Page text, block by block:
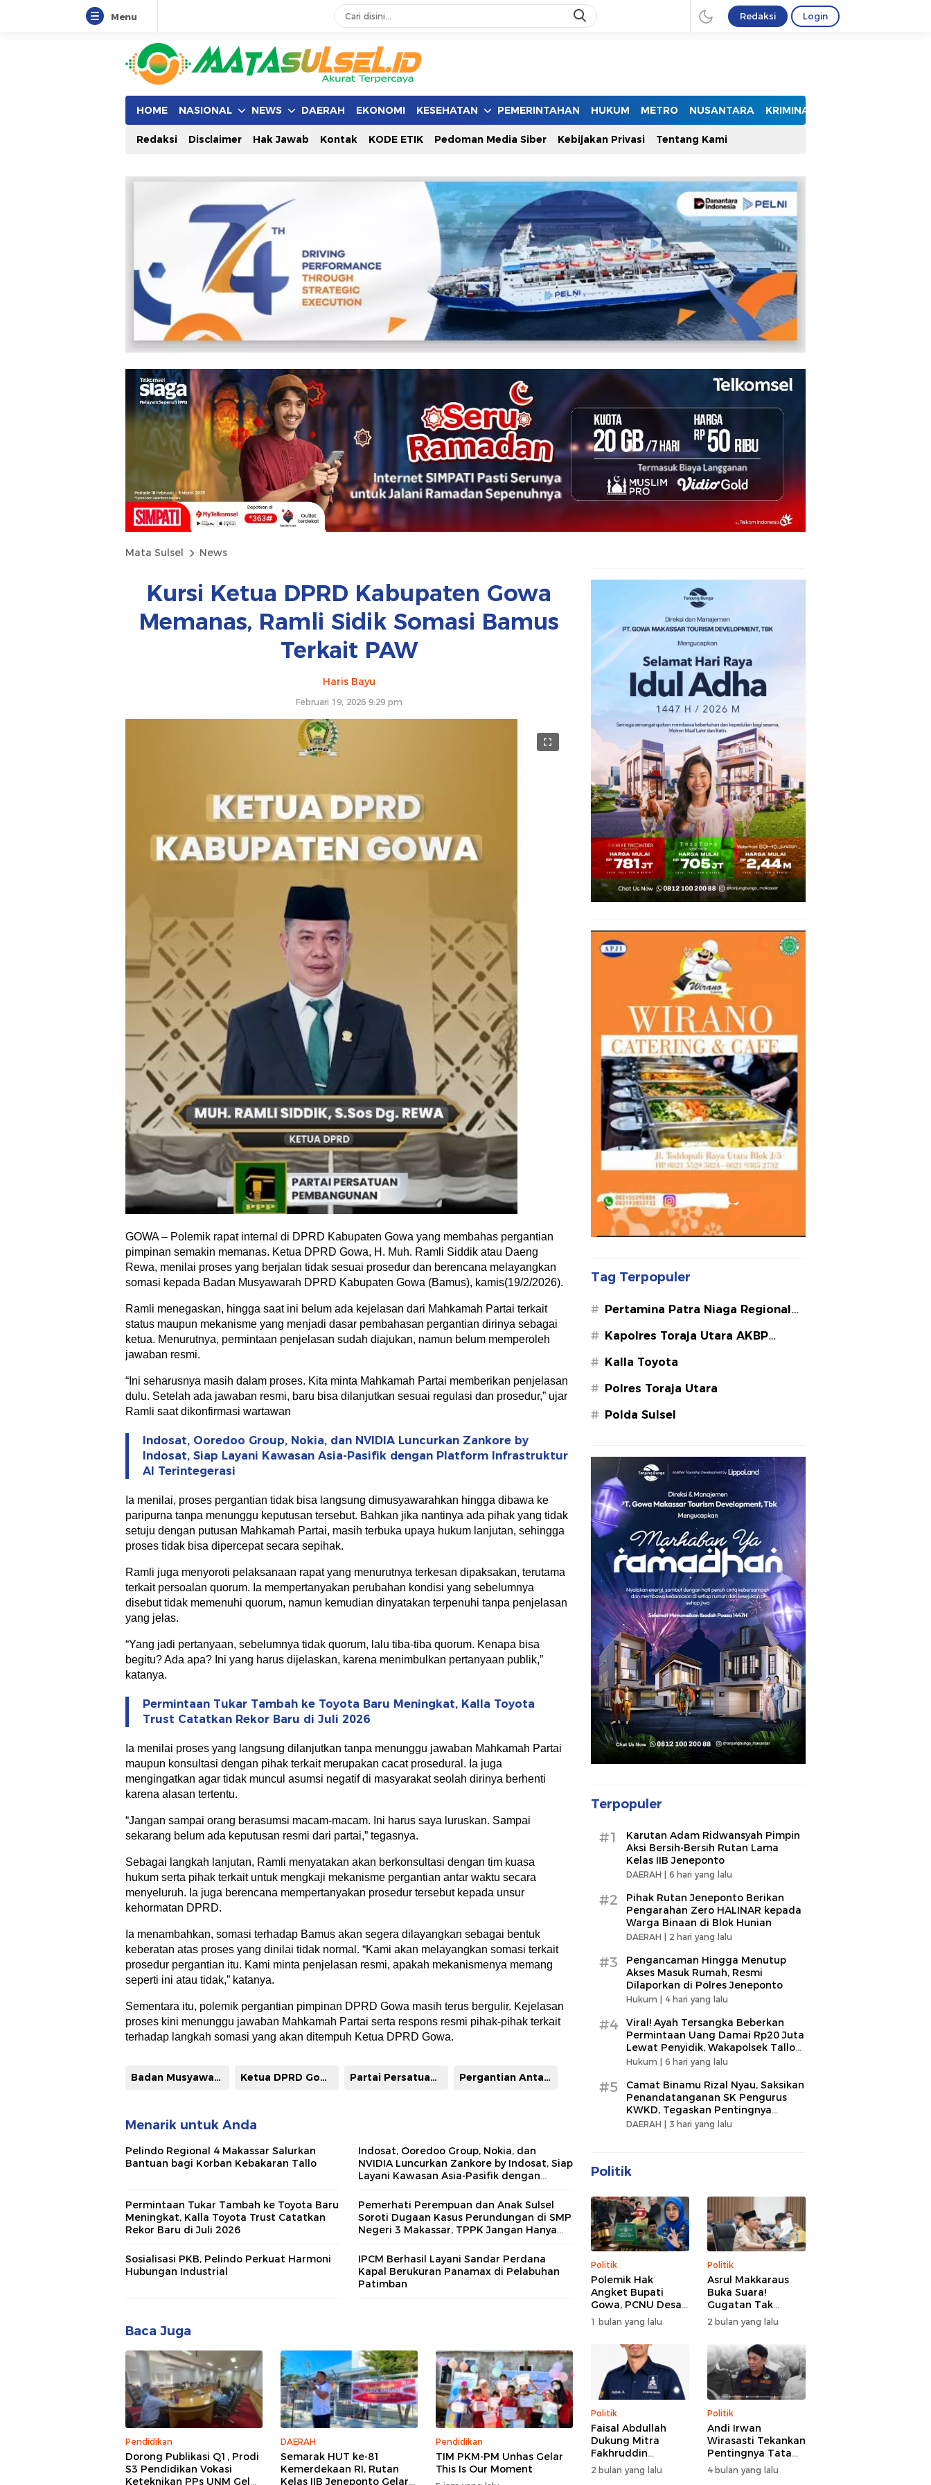
Menu Redaksi Login
HOME NASIONAL NEWS DAERAH EKONOMI KESEHATAN PEMERINTAHAN HUKUM METRO NUSANTARA KRIMINAL
Redaksi Disclaimer Hak Jawab Kontak KODE ETIK Pedoman Media Siber Kebijakan Privasi Tentang Kami
Mata Sulsel News
Kursi Ketua DPRD Kabupaten Gowa
Memanas, Ramli Sidik Somasi Bamus
Terkait PAW
Haris Bayu
Februari 19, 2026 9:29 pm
GOWA – Polemik rapat internal di DPRD Kabupaten Gowa yang membahas pergantian
pimpinan semakin memanas. Ketua DPRD Gowa, H. Muh. Ramli Siddik atau Daeng
Rewa, menilai proses yang berjalan tidak sesuai prosedur dan berencana melayangkan
somasi kepada Badan Musyawarah DPRD Kabupaten Gowa (Bamus), kamis(19/2/2026).
Ramli menegaskan, hingga saat ini belum ada kejelasan dari Mahkamah Partai terkait
status maupun mekanisme yang menjadi dasar pembahasan pergantian dirinya sebagai
ketua. Menurutnya, permintaan penjelasan sudah diajukan, namun belum memperoleh
jawaban resmi.
“Ini seharusnya masih dalam proses. Kita minta Mahkamah Partai memberikan penjelasan
dulu. Setelah ada jawaban resmi, baru bisa dilanjutkan sesuai regulasi dan prosedur,” ujar
Ramli saat dikonfirmasi wartawan
Indosat, Ooredoo Group, Nokia, dan NVIDIA Luncurkan Zankore by
Indosat, Siap Layani Kawasan Asia-Pasifik dengan Platform Infrastruktur
AI Terintegerasi
Ia menilai, proses pergantian tidak bisa langsung dimusyawarahkan hingga dibawa ke
paripurna tanpa menunggu keputusan tersebut. Bahkan jika nantinya ada pihak yang tidak
setuju dengan putusan Mahkamah Partai, masih terbuka upaya hukum lanjutan, sehingga
proses tidak bisa dipercepat secara sepihak.
Ramli juga menyoroti pelaksanaan rapat yang menurutnya terkesan dipaksakan, terutama
terkait persoalan quorum. Ia mempertanyakan perubahan kondisi yang sebelumnya
disebut tidak memenuhi quorum, namun kemudian dinyatakan terpenuhi tanpa penjelasan
yang jelas.
“Yang jadi pertanyaan, sebelumnya tidak quorum, lalu tiba-tiba quorum. Kenapa bisa
begitu? Ada apa? Ini yang harus dijelaskan, karena menimbulkan pertanyaan publik,”
katanya.
Permintaan Tukar Tambah ke Toyota Baru Meningkat, Kalla Toyota
Trust Catatkan Rekor Baru di Juli 2026
Ia menilai proses yang langsung dilanjutkan tanpa menunggu jawaban Mahkamah Partai
maupun konsultasi dengan pihak terkait merupakan cacat prosedural. Ia juga
mengingatkan agar tidak muncul asumsi negatif di masyarakat seolah dirinya berhenti
karena alasan tertentu.
“Jangan sampai orang berasumsi macam-macam. Ini harus saya luruskan. Sampai
sekarang belum ada keputusan resmi dari partai,” tegasnya.
Sebagai langkah lanjutan, Ramli menyatakan akan berkonsultasi dengan tim kuasa
hukum serta pihak terkait untuk mengkaji mekanisme pergantian antar waktu secara
menyeluruh. Ia juga berencana mempertanyakan prosedur tersebut kepada unsur
kehormatan DPRD.
Ia menambahkan, somasi terhadap Bamus akan segera dilayangkan sebagai bentuk
keberatan atas proses yang dinilai tidak normal. “Kami akan melayangkan somasi terkait
prosedur pergantian itu. Kami minta penjelasan resmi, apakah mekanismenya memang
seperti ini atau tidak,” katanya.
Sementara itu, polemik pergantian pimpinan DPRD Gowa masih terus bergulir. Kejelasan
proses kini menunggu jawaban Mahkamah Partai serta respons resmi pihak-pihak terkait
terhadap langkah somasi yang akan ditempuh Ketua DPRD Gowa.
Badan Musyawarah DPRD Kabupaten Gowa (Bamus) Ketua DPRD Gowa H. Muh. Ramli Siddik Daeng Rewa Partai Persatuan Pembangunan(PPP) Pergantian Antar Waktu(PAW)
Menarik untuk Anda
Pelindo Regional 4 Makassar Salurkan
Bantuan bagi Korban Kebakaran Tallo
Indosat, Ooredoo Group, Nokia, dan
NVIDIA Luncurkan Zankore by Indosat, Siap
Layani Kawasan Asia-Pasifik dengan
Permintaan Tukar Tambah ke Toyota Baru
Meningkat, Kalla Toyota Trust Catatkan
Rekor Baru di Juli 2026
Pemerhati Perempuan dan Anak Sulsel
Soroti Dugaan Kasus Perundungan di SMP
Negeri 3 Makassar, TPPK Jangan Hanya
Sosialisasi PKB, Pelindo Perkuat Harmoni
Hubungan Industrial
IPCM Berhasil Layani Sandar Perdana
Kapal Berukuran Panamax di Pelabuhan
Patimban
Baca Juga
Pendidikan
Dorong Publikasi Q1, Prodi
S3 Pendidikan Vokasi
Keteknikan PPs UNM Gelar
DAERAH
Semarak HUT ke-81
Kemerdekaan RI, Rutan
Kelas IIB Jeneponto Gelar
Pendidikan
TIM PKM-PM Unhas Gelar
This Is Our Moment
Tag Terpopuler
# Pertamina Patra Niaga Regional
# Kapolres Toraja Utara AKBP
M.Si
# Kalla Toyota
# Polres Toraja Utara
# Polda Sulsel
Terpopuler
#1
Karutan Adam Ridwansyah Pimpin
Aksi Bersih-Bersih Rutan Lama
Kelas IIB Jeneponto
DAERAH | 6 hari yang lalu
#2
Pihak Rutan Jeneponto Berikan
Pengarahan Zero HALINAR kepada
Warga Binaan di Blok Hunian
DAERAH | 2 hari yang lalu
#3
Pengancaman Hingga Menutup
Akses Masuk Rumah, Resmi
Dilaporkan di Polres Jeneponto
Hukum | 4 hari yang lalu
#4
Viral! Ayah Tersangka Beberkan
Permintaan Uang Damai Rp20 Juta
Lewat Penyidik, Wakapolsek Tallo
Klarifikasi Soal Terima Uang Rp3
Hukum | 6 hari yang lalu
#5
Camat Binamu Rizal Nyau, Saksikan
Penandatanganan SK Pengurus
KWKD, Tegaskan Pentingnya
Kolaborasi Sosial
DAERAH | 3 hari yang lalu
Politik
Politik
Polemik Hak
Angket Bupati
Gowa, PCNU Desak
DPRD Buka Fakta
Transparan
1 bulan yang lalu
Politik
Asrul Makkaraus
Buka Suara!
Gugatan Tak
Hentikan Hak
Angket DPRD
2 bulan yang lalu
Politik
Faisal Abdullah
Dukung Mitra
Fakhruddin
Nahkodai BM PAN
Periode 2026-2031
2 bulan yang lalu
Politik
Andi Irwan
Wirasasti Tekankan
Pentingnya Tata
Kelola Terintegrasi
Sektor Peternakan
4 bulan yang lalu